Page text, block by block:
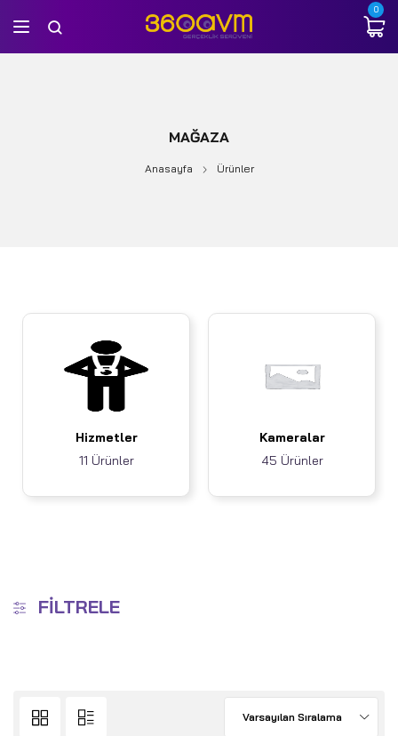
0
MAĞAZA
Anasayfa Ürünler
Hizmetler
11 Ürünler
Kameralar
45 Ürünler
FILTRELE
Varsayılan Sıralama